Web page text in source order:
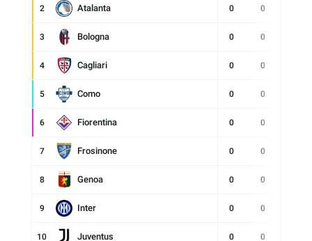
2 Atalanta 0 0
3 Bologna 0 0
4 Cagliari 0 0
5 Como 0 0
6 Fiorentina 0 0
7 Frosinone 0 0
8 Genoa 0 0
9 Inter 0 0
10 Juventus 0 0